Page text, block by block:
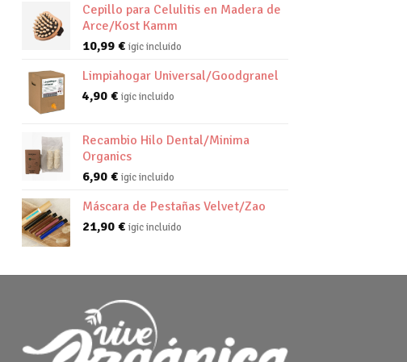
Cepillo para Celulitis en Madera de
Arce/Kost Kamm
10,99 € igic incluido
Limpiahogar Universal/Goodgranel
4,90 € igic incluido
Recambio Hilo Dental/Minima
Organics
6,90 € igic incluido
Máscara de Pestañas Velvet/Zao
21,90 € igic incluido